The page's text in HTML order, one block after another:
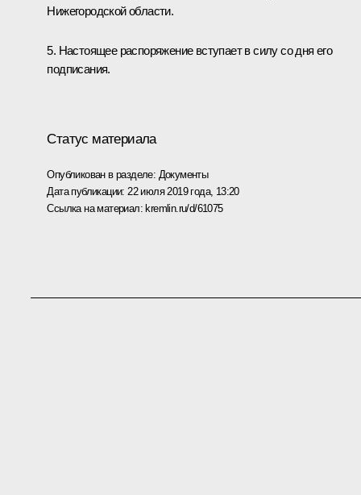
Нижегородской области.
5. Настоящее распоряжение вступает в силу со дня его
подписания.
Статус материала
Опубликован в разделе: Документы
Дата публикации: 22 июля 2019 года, 13:20
Ссылка на материал: kremlin.ru/d/61075